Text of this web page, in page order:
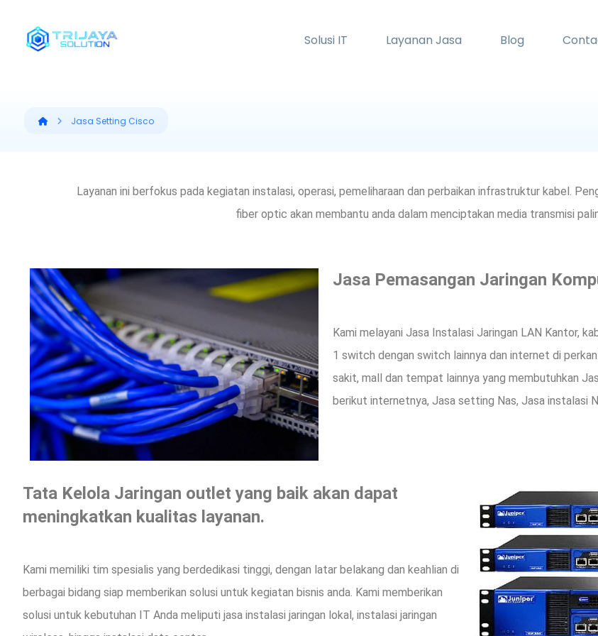
Solusi IT Layanan Jasa Blog
Jasa Setting Cisco
Layanan ini berfokus pada kegiatan instalasi, operasi, pemeliharaan dan perbaikan infrastruktur kabel.
fiber optic akan membantu anda dalam menciptakan media transmisi
Jasa Pemasangan Jaringan
Kami melayani Jasa Instalasi Jaringan LAN Kantor,
1 switch dengan switch lainnya dan internet di
sakit, mall dan tempat lainnya yang membutuhkan
berikut internetnya, Jasa setting Nas, Jasa instalasi
Tata Kelola Jaringan outlet yang baik akan dapat
meningkatkan kualitas layanan.
Kami memiliki tim spesialis yang berdedikasi tinggi, dengan latar belakang dan keahlian di
berbagai bidang siap memberikan solusi untuk kegiatan bisnis anda. Kami memberikan
solusi untuk kebutuhan IT Anda meliputi jasa instalasi jaringan lokal, instalasi jaringan